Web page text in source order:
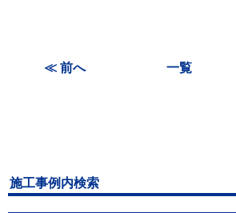
≪ 前へ 一覧
施工事例内検索